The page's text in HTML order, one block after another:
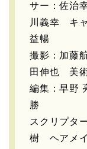
サー：佐治
川義幸 キャ
益暢
撮影：加藤
田伸也 美
編集：早野
勝
スクリプタ
樹 ヘアメ